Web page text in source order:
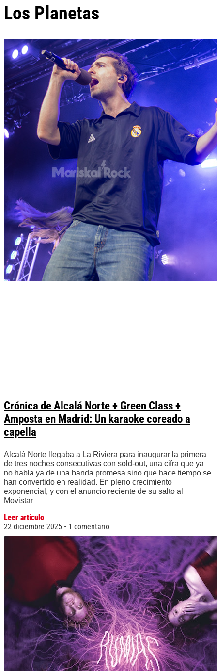
Los Planetas
Crónica de Alcalá Norte + Green Class +
Amposta en Madrid: Un karaoke coreado a
capella
Alcalá Norte llegaba a La Riviera para inaugurar la primera
de tres noches consecutivas con sold-out, una cifra que ya
no habla ya de una banda promesa sino que hace tiempo se
han convertido en realidad. En pleno crecimiento
exponencial, y con el anuncio reciente de su salto al
Movistar
Leer artículo
22 diciembre 2025
1 comentario